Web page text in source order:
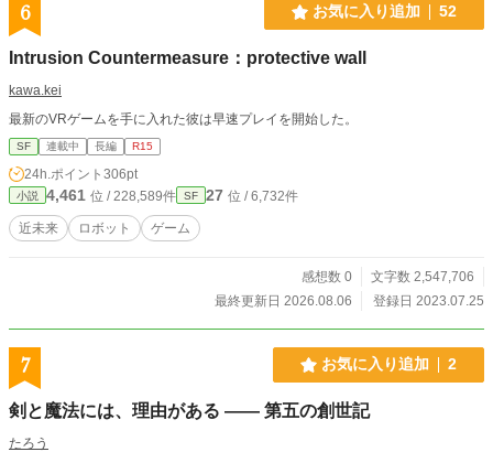
6 お気に入り追加 52
Intrusion Countermeasure：protective wall
kawa.kei
最新のVRゲームを手に入れた彼は早速プレイを開始した。
SF 連載中 長編 R15
24h.ポイント 306pt
小説 4,461 位 / 228,589件 SF 27 位 / 6,732件
近未来 ロボット ゲーム
感想数 0
文字数 2,547,706
最終更新日 2026.08.06
登録日 2023.07.25
7 お気に入り追加 2
剣と魔法には、理由がある ―― 第五の創世記
たろう